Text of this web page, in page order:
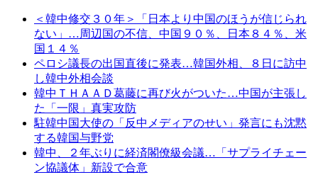
＜韓中修交３０年＞「日本より中国のほうが信じられ
ない」…周辺国の不信、中国９０％、日本８４％、米
国１４％
ペロシ議長の出国直後に発表…韓国外相、８日に訪中
し韓中外相会談
韓中ＴＨＡＡＤ葛藤に再び火がついた…中国が主張し
た「一限」真実攻防
駐韓中国大使の「反中メディアのせい」発言にも沈黙
する韓国与野党
韓中、２年ぶりに経済閣僚級会議…「サプライチェー
ン協議体」新設で合意